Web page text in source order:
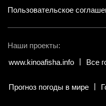
Пользовательское
Наши проекты:
www.kinoafisha.info
Все
Прогноз погоды в мире